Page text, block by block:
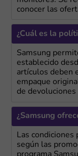
conocer las
¿Cuál es la
Samsung
establecido
artículos deben
empaque
de
¿Samsung
Las condiciones
según las